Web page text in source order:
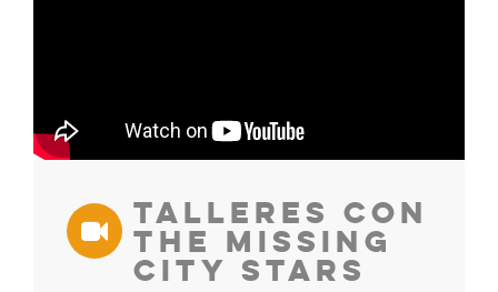
Talleres con
The Missing
City Stars